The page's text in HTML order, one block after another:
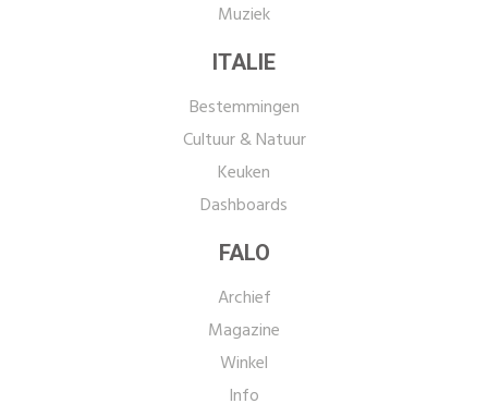
Muziek
ITALIE
Bestemmingen
Cultuur & Natuur
Keuken
Dashboards
FALO
Archief
Magazine
Winkel
Info